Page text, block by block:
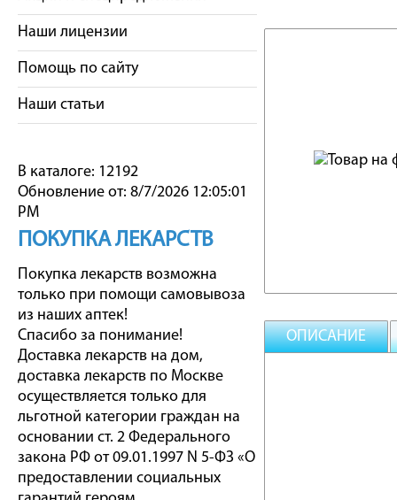
Наши лицензии
Помощь по сайту
Наши статьи
В каталоге: 12192
Обновление от: 8/7/2026 12:05:01
PM
ПОКУПКА ЛЕКАРСТВ
Покупка лекарств возможна
только при помощи самовывоза
из наших аптек!
Спасибо за понимание!
Доставка лекарств на дом,
доставка лекарств по Москве
осуществляется только для
льготной категории граждан на
основании ст. 2 Федерального
закона РФ от 09.01.1997 N 5-ФЗ «О
предоставлении социальных
ОПИСАНИЕ